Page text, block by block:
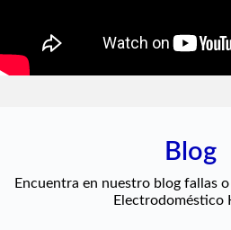
Blog
Encuentra en nuestro blog fallas
Electrodoméstico